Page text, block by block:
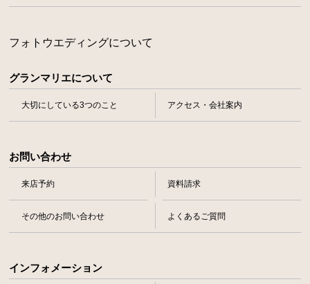
フォトウエディングについて
グランマリエについて
大切にしている3つのこと アクセス・会社案内
お問い合わせ
来店予約 資料請求
その他のお問い合わせ よくあるご質問
インフォメーション